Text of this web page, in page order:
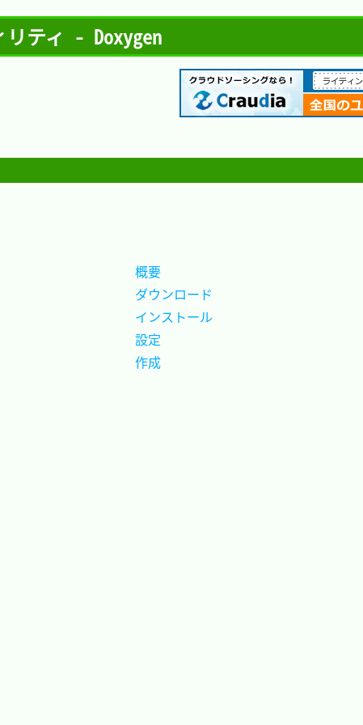
リティ - Doxygen
ダウンロード
インストール